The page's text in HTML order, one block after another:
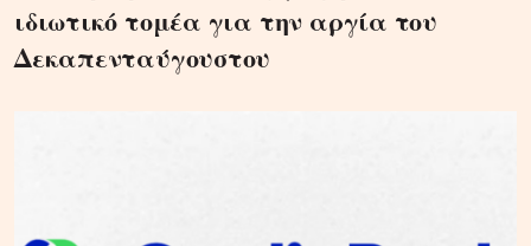
ιδιωτικό τομέα για την αργία του
Δεκαπενταύγουστου